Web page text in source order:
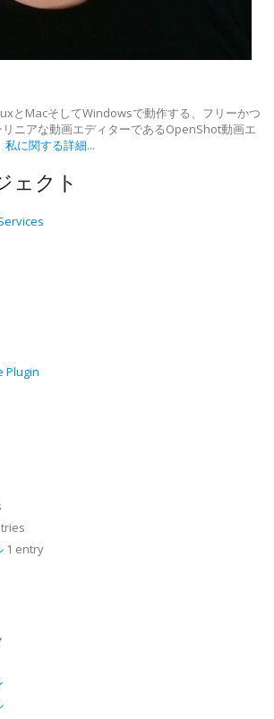
とMacそしてWindowsで動作する、フリーかつ
ニアな動画エディターであるOpenShot動画エ
私に関する詳細...
ェクト
Plugin
1 entry